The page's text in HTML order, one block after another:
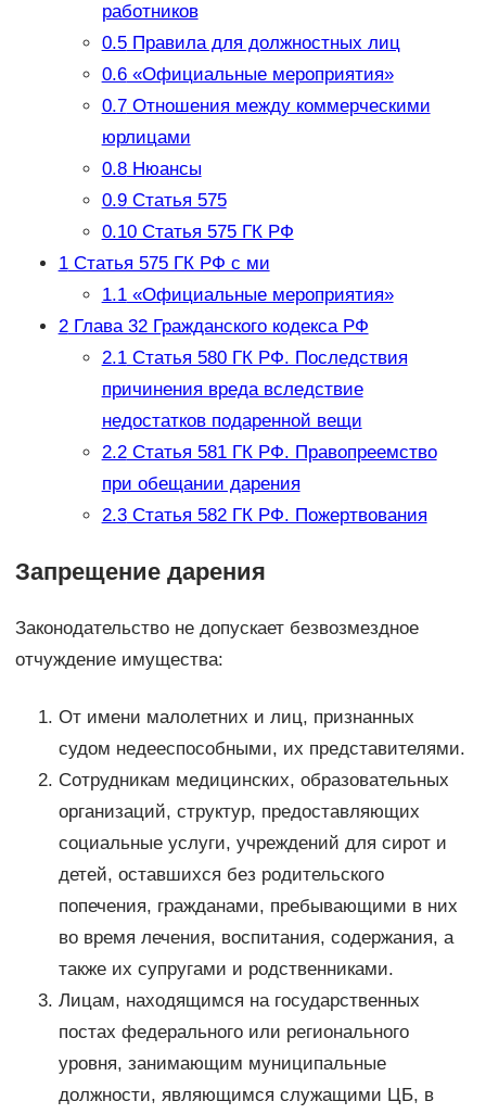
работников
0.5Правила для должностных лиц
0.6«Официальные мероприятия»
0.7Отношения между коммерческими
юрлицами
0.8Нюансы
0.9Статья 575
0.10Статья 575 ГК РФ
1Статья 575 ГК РФ с ми
1.1«Официальные мероприятия»
2Глава 32 Гражданского кодекса РФ
2.1Статья 580 ГК РФ. Последствия
причинения вреда вследствие
недостатков подаренной вещи
2.2Статья 581 ГК РФ. Правопреемство
при обещании дарения
2.3Статья 582 ГК РФ. Пожертвования
Запрещение дарения
Законодательство не допускает безвозмездное
отчуждение имущества:
От имени малолетних и лиц, признанных
судом недееспособными, их представителями.
Сотрудникам медицинских, образовательных
организаций, структур, предоставляющих
социальные услуги, учреждений для сирот и
детей, оставшихся без родительского
попечения, гражданами, пребывающими в них
во время лечения, воспитания, содержания, а
также их супругами и родственниками.
Лицам, находящимся на государственных
постах федерального или регионального
уровня, занимающим муниципальные
должности, являющимся служащими ЦБ, в